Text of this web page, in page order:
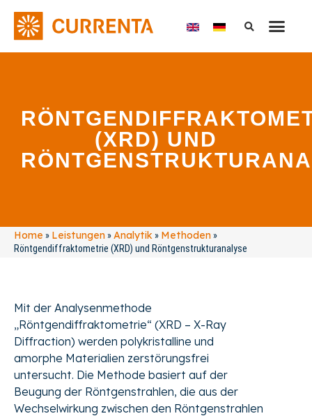
(XRD) UND
Home » Leistungen »Analytik » Methoden »
Röntgendiffraktometrie (XRD) und Röntgenstrukturanalyse
Mit der Analysenmethode
„Röntgendiffraktometrie“ (XRD – X-Ray
Diffraction) werden polykristalline und
amorphe Materialien zerstörungsfrei
untersucht. Die Methode basiert auf der
Beugung der Röntgenstrahlen, die aus der
Wechselwirkung zwischen den Röntgenstrahlen